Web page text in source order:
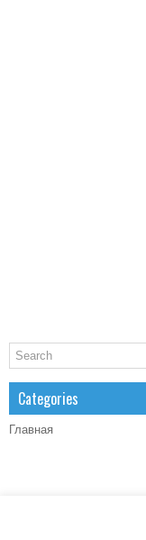
Categories
Главная